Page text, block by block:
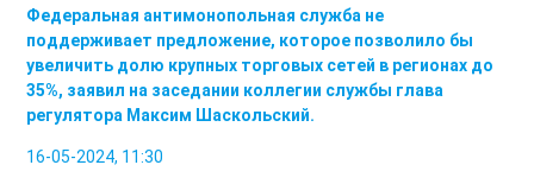
Федеральная антимонопольная служба не
поддерживает предложение, которое позволило бы
увеличить долю крупных торговых сетей в регионах до
35%, заявил на заседании коллегии службы глава
регулятора Максим Шаскольский.
16-05-2024, 11:30